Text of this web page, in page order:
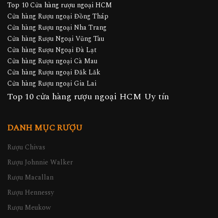
Top 10 Cửa hàng rượu ngoại HCM
Cửa hàng Rượu ngoại Đồng Tháp
Cửa hàng Rượu ngoại Nha Trang
Cửa hàng Rượu Ngoại Vũng Tàu
Cửa hàng Rượu Ngoại Đà Lạt
Cửa hàng Rượu ngoại Cà Mau
Cửa hàng Rượu ngoại Đăk Lăk
Cửa hàng Rượu ngoại Gia Lai
Top 10 cửa hàng rượu ngoại HCM Uy tín
DANH MỤC RƯỢU
Rượu Chivas
Rượu Johnnie Walker
Rượu Macallan
Rượu Hennessy
Rượu Meukow